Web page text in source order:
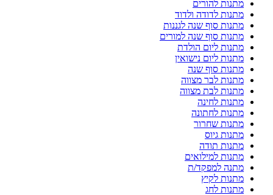
מתנות להורים
מתנות לדודה ולדוד
מתנות סוף שנה לגננות
מתנות סוף שנה למורים
מתנות ליום הולדת
מתנות ליום נישואין
מתנות סוף שנה
מתנות לבר מצווה
מתנות לבת מצווה
מתנות לחינה
מתנות לחתונה
מתנות שחרור
מתנות גיוס
מתנות תודה
מתנות למילואים
מתנה למפקד/ת
מתנות לקיץ
מתנות לחג